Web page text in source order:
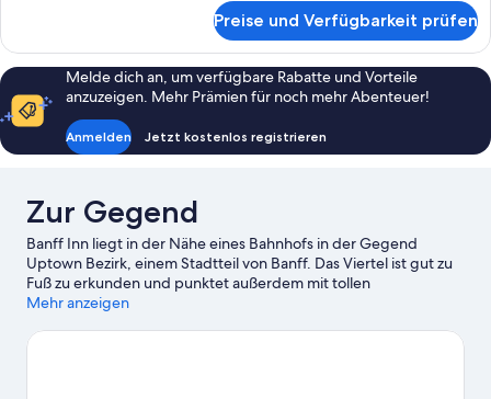
Room-
2
Queen
Beds
Preise und Verfügbarkeit prüfen
Melde dich an, um verfügbare Rabatte und Vorteile
anzuzeigen. Mehr Prämien für noch mehr Abenteuer!
Anmelden Jetzt kostenlos registrieren
Zur Gegend
Banff Inn liegt in der Nähe eines Bahnhofs in der Gegend
Uptown Bezirk, einem Stadtteil von Banff. Das Viertel ist gut zu
Fuß zu erkunden und punktet außerdem mit tollen
Einkaufsmöglichkeiten. Banff Gondola (Seilbahn) und Bowl
Aufregendes erleben möchtest. Wer lieber die Natur der
Mehr anzeigen